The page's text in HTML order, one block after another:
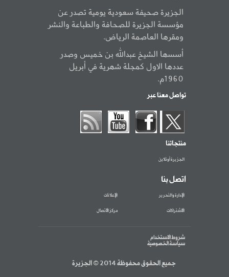
الجزيرة صحيفة سعودية يومية تصدر عن
مؤسسة الجزيرة للصحافة والطباعة والنشر
ومقرها العاصمة الرياض.
أسسها الشيخ عبدالله بن خميس وصدر
عددها الاول كمجلة شهرية في أبريل
1960م.
تواصل معنا عبر
منتجاتنا
الجزيرة أونلاين
اتصل بنا
الإدارة والتحرير الإعلانات
الاشتراكات مركز الاتصال
شروط الاستخدام
سياسة الخصوصية
جميع الحقوق محفوظة 2014 © الجزيرة